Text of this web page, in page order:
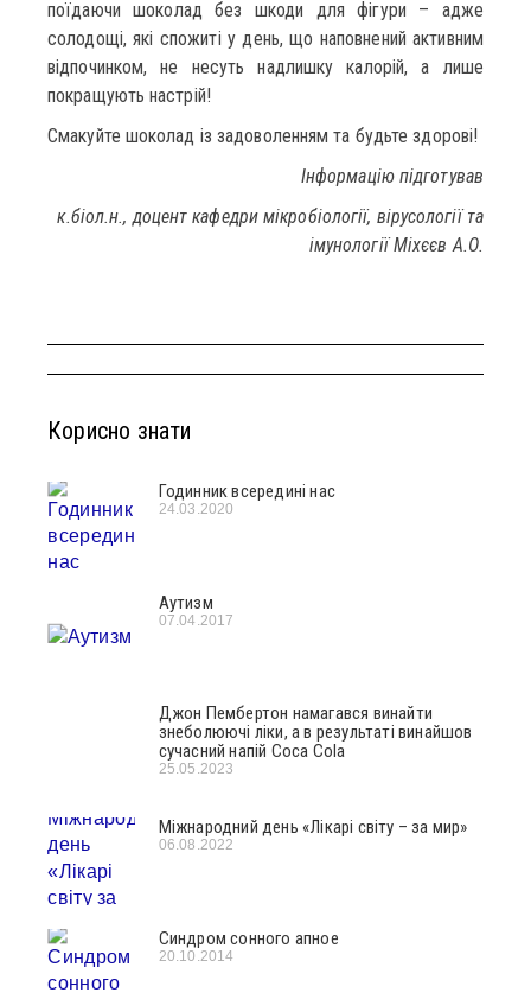
поїдаючи шоколад без шкоди для фігури – адже
солодощі, які спожиті у день, що наповнений активним
відпочинком, не несуть надлишку калорій, a лише
покращують настрій!
Смакуйте шоколад із задоволенням та будьте здорові!
Інформацію підготував
к.біол.н., доцент кафедри мікробіології, вірусології та
імунології Міхєєв А.О.
Корисно знати
Годинник всередині нас
24.03.2020
Аутизм
07.04.2017
Джон Пембертон намагався винайти
знеболюючі ліки, а в результаті винайшов
сучасний напій Coca Cola
25.05.2023
Міжнародний день «Лікарі світу – за мир»
06.08.2022
Синдром сонного апное
20.10.2014